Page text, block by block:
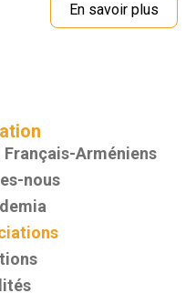
En savoir plus
Arméniens
nous